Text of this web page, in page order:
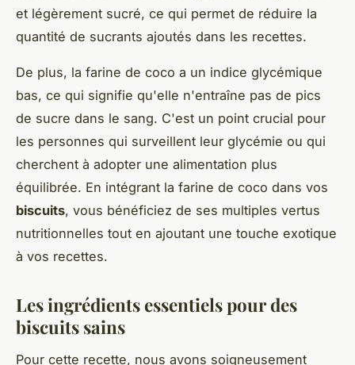
et légèrement sucré, ce qui permet de réduire la
quantité de sucrants ajoutés dans les recettes.
De plus, la farine de coco a un indice glycémique
bas, ce qui signifie qu'elle n'entraîne pas de pics
de sucre dans le sang. C'est un point crucial pour
les personnes qui surveillent leur glycémie ou qui
cherchent à adopter une alimentation plus
équilibrée. En intégrant la farine de coco dans vos
biscuits, vous bénéficiez de ses multiples vertus
nutritionnelles tout en ajoutant une touche exotique
à vos recettes.
Les ingrédients essentiels pour des
biscuits sains
Pour cette recette, nous avons soigneusement